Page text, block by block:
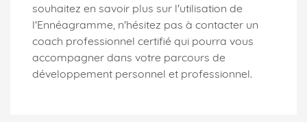
souhaitez en savoir plus sur l'utilisation de
l'Ennéagramme, n'hésitez pas à contacter un
coach professionnel certifié qui pourra vous
accompagner dans votre parcours de
développement personnel et professionnel.